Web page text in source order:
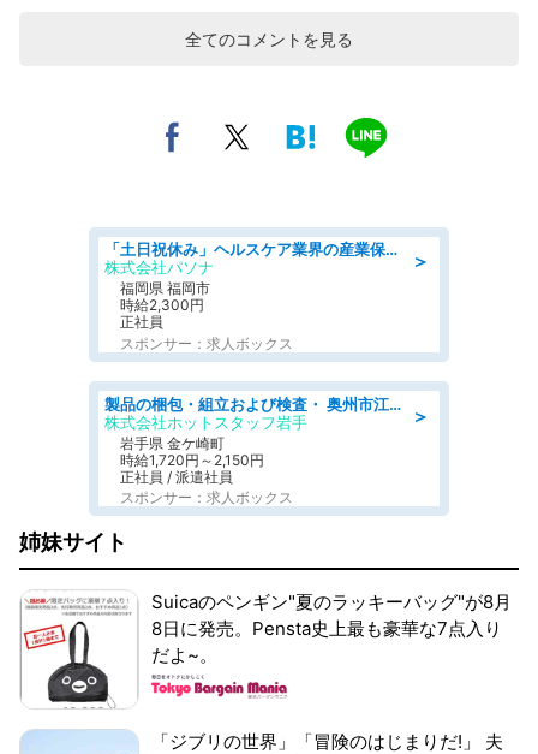
全てのコメントを見る
＞
「土日祝休み」ヘルスケア業界の産業保健師/高時給/未経験OK/要資格:保健師、正看護師
株式会社パソナ
福岡県 福岡市
時給2,300円
正社員
スポンサー：求人ボックス
＞
製品の梱包・組立および検査・ 奥州市江刺/大手企業で長期安定 梱包・検査・組立/半年経過毎に5万円の報奨金有
株式会社ホットスタッフ岩手
岩手県 金ケ崎町
時給1,720円～2,150円
正社員 / 派遣社員
スポンサー：求人ボックス
姉妹サイト
Suicaのペンギン"夏のラッキーバッグ"が8月
8日に発売。Pensta史上最も豪華な7点入り
だよ~。
「ジブリの世界」「冒険のはじまりだ!」 夫